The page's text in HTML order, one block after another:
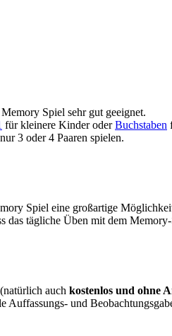
Spiel sehr gut geeignet.
für kleinere Kinder oderBuchstaben
3 oder 4 Paaren spielen.
Spiel eine großartige
das tägliche Üben mit dem
auch kostenlos und ohne
Auffassungs- und